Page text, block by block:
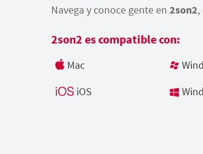
Navega y conoce gente en 2son2
2son2 es compatible con:
Mac
iOS